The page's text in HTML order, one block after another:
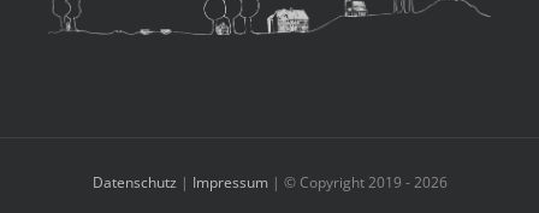
Datenschutz | Impressum | © Copyright 2019 -2026